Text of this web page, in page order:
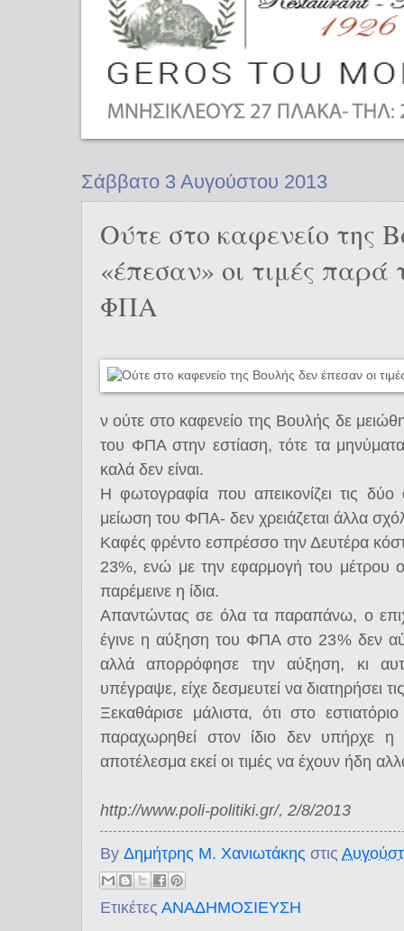
Σάββατο 3 Αυγούστου 2013
Ούτε στο καφενείο της
«έπεσαν» οι τιμές παρά
ΦΠΑ
ν ούτε στο καφενείο της Βουλής δε
του ΦΠΑ στην εστίαση, τότε τα
καλά δεν είναι.
Η φωτογραφία που απεικονίζει τις δύο
μείωση του ΦΠΑ- δεν χρειάζεται άλλα
Καφές φρέντο εσπρέσσο την Δευτέρα
23%, ενώ με την εφαρμογή του
παρέμεινε η ίδια.
Απαντώντας σε όλα τα παραπάνω, ο
έγινε η αύξηση του ΦΠΑ στο 23% δεν
αλλά απορρόφησε την αύξηση, κι
υπέγραψε, είχε δεσμευτεί να διατηρήσει
Ξεκαθάρισε μάλιστα, ότι στο
παραχωρηθεί στον ίδιο δεν υπήρχε η
αποτέλεσμα εκεί οι τιμές να έχουν ήδη
http://www.poli-politiki.gr/, 2/8/2013
By Δημήτρης Μ. Χανιωτάκης στις
Ετικέτες ΑΝΑΔΗΜΟΣΙΕΥΣΗ